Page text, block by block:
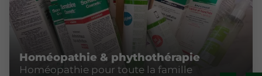
Homéopathie & phythothérapie
Homéopathie pour toute la famille